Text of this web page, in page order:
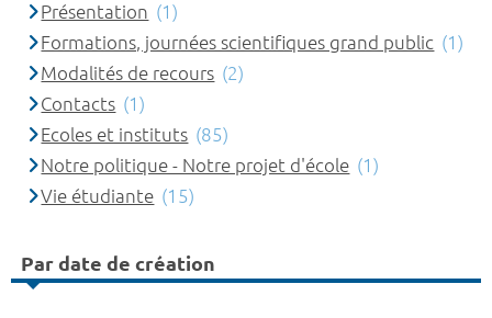
Présentation (1)
Formations, journées scientifiques grand public (1)
Modalités de recours (2)
Contacts (1)
Ecoles et instituts (85)
Notre politique - Notre projet d'école (1)
Vie étudiante (15)
Par date de création